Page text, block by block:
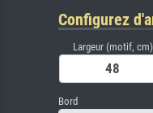
Configurez
Largeur (motif, cm)
Bord